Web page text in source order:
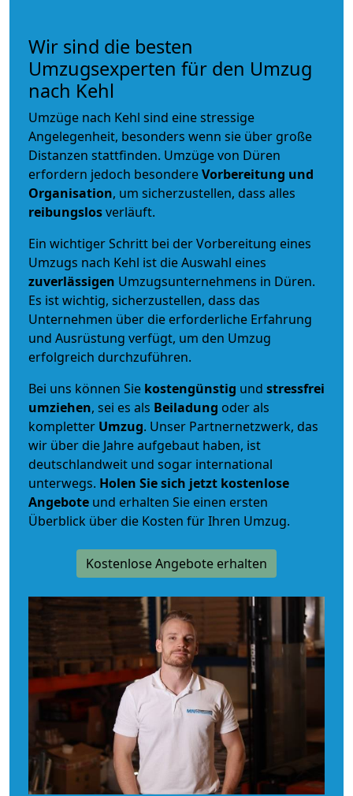
Wir sind die besten
Umzugsexperten für den Umzug
nach Kehl
Umzüge nach Kehl sind eine stressige
Angelegenheit, besonders wenn sie über große
Distanzen stattfinden. Umzüge von Düren
erfordern jedoch besondereVorbereitung und
Organisation, um sicherzustellen, dass alles
reibungslosverläuft.
Ein wichtiger Schritt bei der Vorbereitung eines
Umzugs nach Kehl ist die Auswahl eines
zuverlässigen Umzugsunternehmens in Düren.
Es ist wichtig, sicherzustellen, dass das
Unternehmen über die erforderliche Erfahrung
und Ausrüstung verfügt, um den Umzug
erfolgreich durchzuführen.
Bei uns können Sie kostengünstig und stressfrei
umziehen, sei es als Beiladung oder als
kompletter Umzug. Unser Partnernetzwerk, das
wir über die Jahre aufgebaut haben, ist
deutschlandweit und sogar international
unterwegs. Holen Sie sich jetzt kostenlose
Angebote und erhalten Sie einen ersten
Überblick über die Kosten für Ihren Umzug.
Kostenlose Angebote erhalten